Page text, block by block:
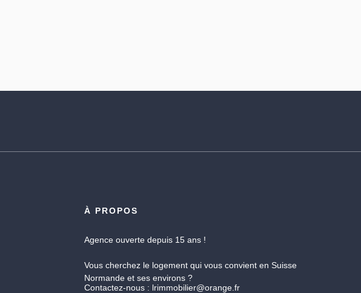
À PROPOS
Agence ouverte depuis 15 ans !
Vous cherchez le logement qui vous convient en Suisse
Normande et ses environs ?